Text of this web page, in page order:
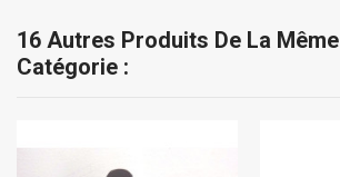
16 Autres Produits De La Même
Catégorie :